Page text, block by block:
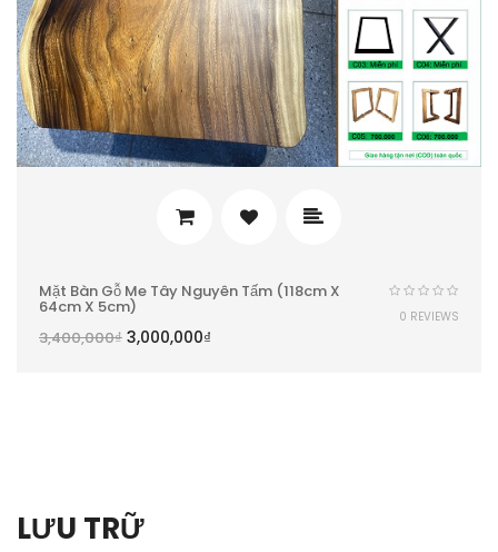
LƯU TRỮ
Mặt Bàn Gỗ Me Tây Nguyên Tấm (118cm X
64cm X 5cm)
3,400,000₫ 3,000,000₫
0 REVIEWS